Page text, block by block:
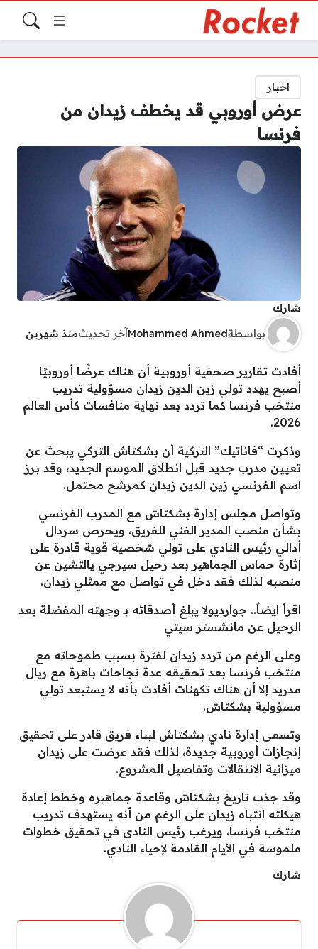
اخبار
عرض أوروبي قد يخطف زيدان من
فرنسا
شارك
بواسطةMohammed Ahmedآخر تحديثمنذ شهرين
أفادت تقارير صحفية أوروبية أن هناك عرضًا أوروبيًا
أصبح يهدد تولي زين الدين زيدان مسؤولية تدريب
منتخب فرنسا كما تردد بعد نهاية منافسات كأس العالم
2026.
وذكرت “فاناتيك” التركية أن بشكتاش التركي يبحث عن
تعيين مدرب جديد قبل انطلاق الموسم الجديد، وقد برز
اسم الفرنسي زين الدين زيدان كمرشح محتمل.
وتواصل مجلس إدارة بشكتاش مع المدرب الفرنسي
بشأن منصب المدير الفني للفريق، ويحرص سردال
أدالي رئيس النادي على تولي شخصية قوية قادرة على
إثارة حماس الجماهير بعد رحيل سيرجي يالتشين عن
منصبه لذلك فقد دخل في تواصل مع ممثلي زيدان.
اقرأ ايضاً.. جوارديولا يبلغ أصدقائه بـ وجهته المفضلة بعد
الرحيل عن مانشستر سيتي
وعلى الرغم من تردد زيدان لفترة بسبب طموحاته مع
منتخب فرنسا بعد تحقيقه عدة نجاحات باهرة مع ريال
مدريد إلا أن هناك تكهنات أفادت بأنه لا يستبعد تولي
مسؤولية بشكتاش.
وتسعى إدارة نادي بشكتاش لبناء فريق قادر على تحقيق
إنجازات أوروبية جديدة، لذلك فقد عرضت على زيدان
ميزانية الانتقالات وتفاصيل المشروع.
وقد جذب تاريخ بشكتاش وقاعدة جماهيره وخطط إعادة
هيكلته انتباه زيدان على الرغم من أنه يستهدف تدريب
منتخب فرنسا، ويرغب رئيس النادي في تحقيق خطوات
ملموسة في الأيام القادمة لإحياء النادي.
شارك